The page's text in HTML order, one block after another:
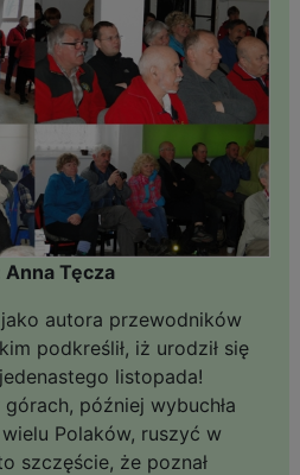
Anna Tęcza
autora przewodników
podkreślił, iż urodził się
listopada!
później wybuchła
Polaków, ruszyć w
szczęście, że poznał